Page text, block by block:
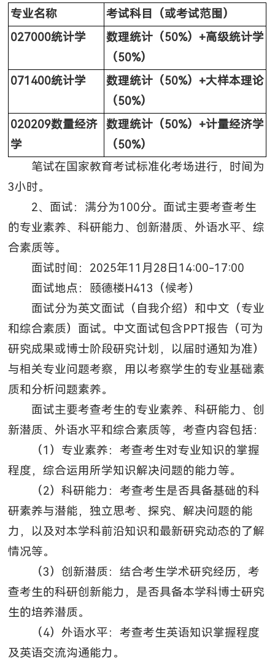
专业名称
考试科目（或考试范围）
027000统计学
数理统计（50%）+高级统计学
（50%）
071400统计学
数理统计（50%）+大样本理论
（50%）
020209数量经济
学
数理统计（50%）+计量经济学
（50%）
笔试在国家教育考试标准化考场进行，时间为
3小时。
2、面试：满分为100分。面试主要考查考生
的专业素养、科研能力、创新潜质、外语水平、综
合素质等。
面试时间：2025年11月28日14:00-17:00
面试地点：颐德楼H413（候考）
面试分为英文面试（自我介绍）和中文（专业
和综合素质）面试。中文面试包含PPT报告（可为
研究成果或博士阶段研究计划，以届时通知为准）
与相关专业问题考察，用以考察学生的专业基础素
质和分析问题素养。
面试主要考查考生的专业素养、科研能力、创
新潜质、外语水平和综合素质等，考查内容包括：
（1）专业素养：考查考生对专业知识的掌握
程度，综合运用所学知识解决问题的能力等。
（2）科研能力：考查考生是否具备基础的科
研素养与潜能，独立思考、探究、解决问题的能
力，以及对本学科前沿知识和最新研究动态的了解
情况等。
（3）创新潜质：结合考生学术研究经历，考
查考生的科研创新能力，是否具备本学科博士研究
生的培养潜质。
（4）外语水平：考查考生英语知识掌握程度
及英语交流沟通能力。